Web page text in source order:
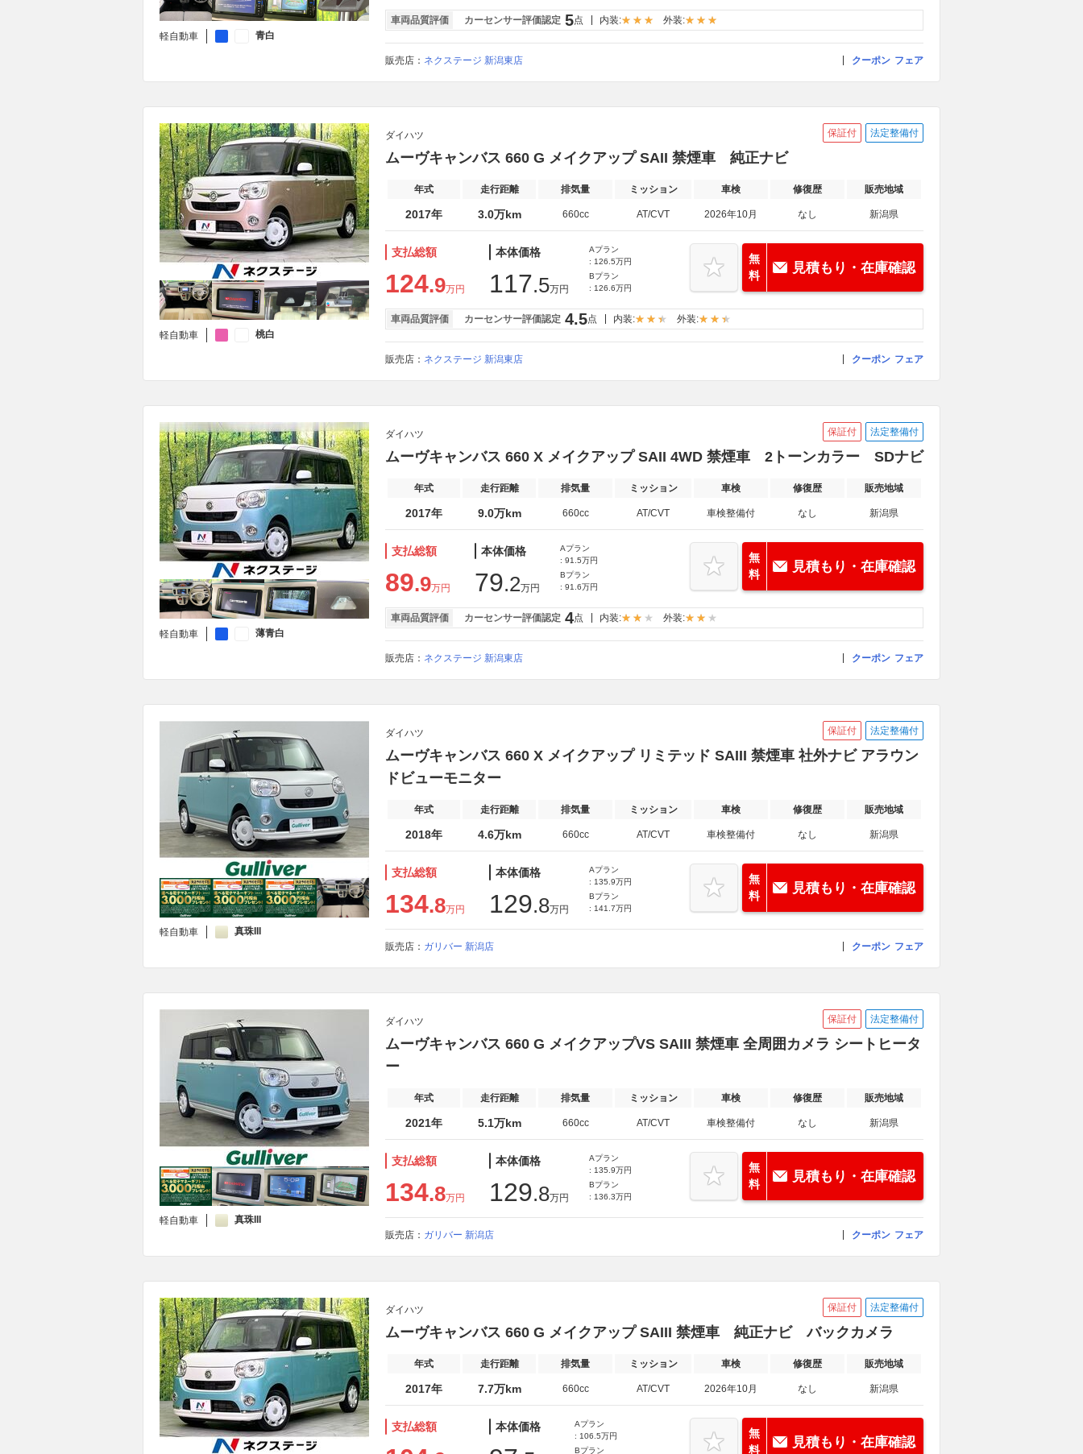
軽自動車 青白
車両品質評価 カーセンサー評価認定 5点 内装: 外装:
販売店： ネクステージ 新潟東店 クーポン フェア
軽自動車 桃白
ダイハツ 保証付 法定整備付
ムーヴキャンバス 660 G メイクアップ SAII 禁煙車 純正ナビ
年式 走行距離 排気量 ミッション 車検 修復歴 販売地域
2017年 3.0万km 660cc AT/CVT 2026年10月 なし 新潟県
支払総額
124.9万円
本体価格
117.5万円
Aプラン
: 126.5万円
Bプラン
: 126.6万円
無
料
見積もり・在庫確認
車両品質評価 カーセンサー評価認定 4.5点 内装: 外装:
販売店： ネクステージ 新潟東店 クーポン フェア
軽自動車 薄青白
ダイハツ 保証付 法定整備付
ムーヴキャンバス 660 X メイクアップ SAII 4WD 禁煙車 2トーンカラー SDナビ
年式 走行距離 排気量 ミッション 車検 修復歴 販売地域
2017年 9.0万km 660cc AT/CVT 車検整備付 なし 新潟県
支払総額
89.9万円
本体価格
79.2万円
Aプラン
: 91.5万円
Bプラン
: 91.6万円
無
料
見積もり・在庫確認
車両品質評価 カーセンサー評価認定 4点 内装: 外装:
販売店： ネクステージ 新潟東店 クーポン フェア
軽自動車 真珠III
ダイハツ 保証付 法定整備付
ムーヴキャンバス 660 X メイクアップ リミテッド SAIII 禁煙車 社外ナビ アラウン
ドビューモニター
年式 走行距離 排気量 ミッション 車検 修復歴 販売地域
2018年 4.6万km 660cc AT/CVT 車検整備付 なし 新潟県
支払総額
134.8万円
本体価格
129.8万円
Aプラン
: 135.9万円
Bプラン
: 141.7万円
無
料
見積もり・在庫確認
販売店： ガリバー 新潟店 クーポン フェア
軽自動車 真珠III
ダイハツ 保証付 法定整備付
ムーヴキャンバス 660 G メイクアップVS SAIII 禁煙車 全周囲カメラ シートヒータ
ー
年式 走行距離 排気量 ミッション 車検 修復歴 販売地域
2021年 5.1万km 660cc AT/CVT 車検整備付 なし 新潟県
支払総額
134.8万円
本体価格
129.8万円
Aプラン
: 135.9万円
Bプラン
: 136.3万円
無
料
見積もり・在庫確認
販売店： ガリバー 新潟店 クーポン フェア
ダイハツ 保証付 法定整備付
ムーヴキャンバス 660 G メイクアップ SAIII 禁煙車 純正ナビ バックカメラ
年式 走行距離 排気量 ミッション 車検 修復歴 販売地域
2017年 7.7万km 660cc AT/CVT 2026年10月 なし 新潟県
支払総額 本体価格
Aプラン
: 106.5万円
Bプラン
無
料
見積もり・在庫確認